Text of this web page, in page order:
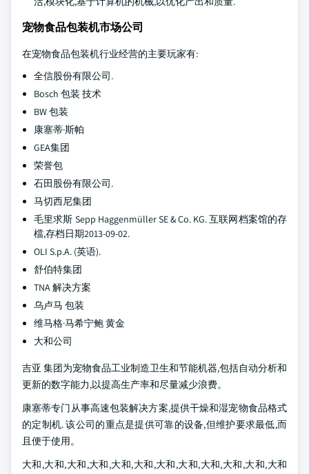
宠物食品包装机市场公司
在宠物食品包装机行业经营的主要玩家有:
全信股份有限公司.
Bosch 包装 技术
BW 包装
康塞蒂·斯帕
GEA集团
荣誉包
石田股份有限公司.
马切西尼集团
毛里求斯 Sepp Haggenmüller SE & Co. KG. 互联网档案馆的存
檔,存档日期2013-09-02.
OLI S.p.A. (英语).
舒伯特集团
TNA 解决方案
乌卢马 包装
维马格·马希宁鲍 黄金
大和公司
吉亚 集团为宠物食品工业制造卫生和节能机器,包括自动分析和
更新的数字能力,以提高生产率和尽量减少浪费。
康塞蒂专门从事高速包装解决方案,提供干燥和湿宠物食品格式
的定制机. 该公司的重点是提供可靠的设备,但维护要求最低,而
且便于使用。
大和,大和,大和,大和,大和,大和,大和,大和,大和,大和,大和,大和